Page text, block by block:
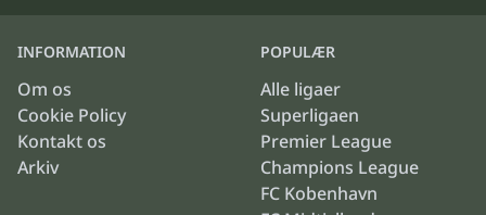
INFORMATION
Om os
Cookie Policy
Kontakt os
Arkiv
POPULÆR
Alle ligaer
Superligaen
Premier League
Champions League
FC Kobenhavn